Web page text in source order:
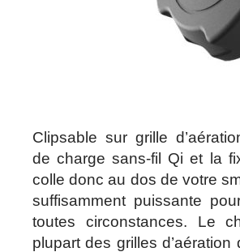
Clipsable sur grille
de charge sans-fil Qi et la
colle donc au dos de votre
suffisamment puissante
toutes circonstances. Le
plupart des grilles